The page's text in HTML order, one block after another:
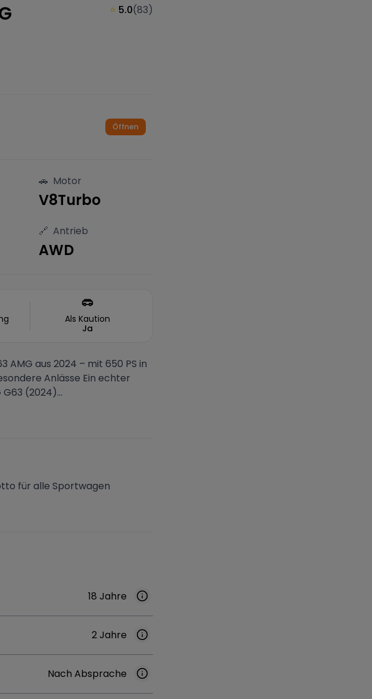
⭐ 5.0(83)
Öffnen
🚗 Motor
V8Turbo
🔗 Antrieb
AWD
Als Kaution
Ja
AMG aus 2024 – mit 650 PS in
Anlässe Ein echter
(2024)...
für alle Sportwagen
18 Jahre
2 Jahre
Nach Absprache